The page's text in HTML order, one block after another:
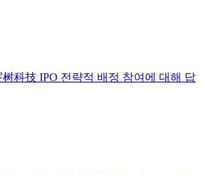
树科技 IPO 전략적 배정 참여에 대해 답